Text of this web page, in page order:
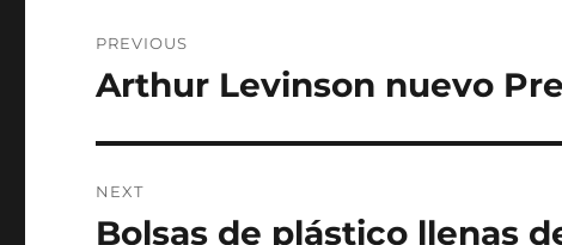
navigation
PREVIOUS
Previous
Arthur Levinson nuevo
NEXT
Next
Bolsas de plástico llenas